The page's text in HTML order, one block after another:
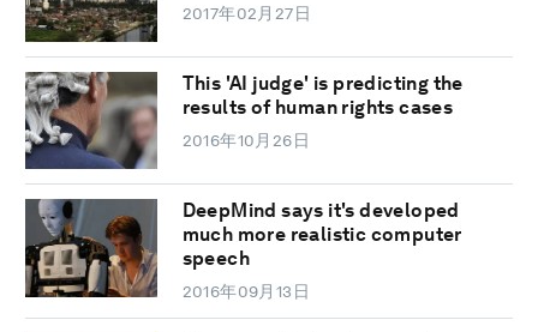
2017年02月27日
This 'AI judge' is predicting the
results of human rights cases
2016年10月26日
DeepMind says it's developed
much more realistic computer
speech
2016年09月13日